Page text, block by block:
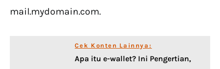
mail.mydomain.com.
Cek Konten Lainnya:
Apa itu e-wallet? Ini Pengertian,